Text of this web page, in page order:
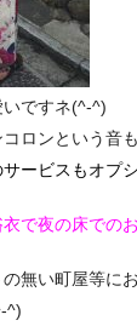
いですネ(^-^)
ロンという音
サービスもオプ
衣で夜の床での
無い町屋等に
^)